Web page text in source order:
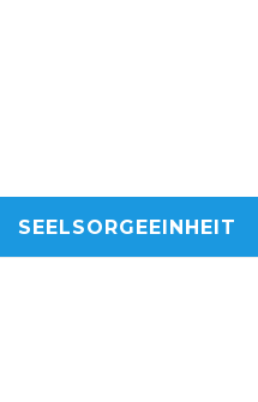
SEELSORGEEINHEIT